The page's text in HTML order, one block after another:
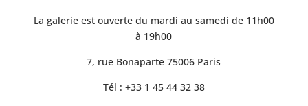
La galerie est ouverte du mardi au samedi de 11h00
à 19h00
7, rue Bonaparte 75006 Paris
Tél : +33 1 45 44 32 38